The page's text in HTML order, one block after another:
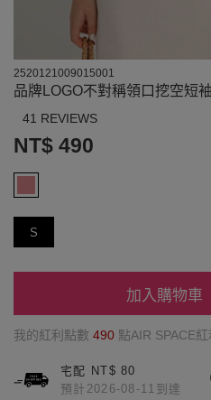
2520121009015001
品牌LOGO不對稱領口挖空短
41 REVIEWS
NT$ 490
S
加入購物車
我的紅利點數 490 點AIR SPACE
宅配 NT$ 80
預計2026-08-11到達